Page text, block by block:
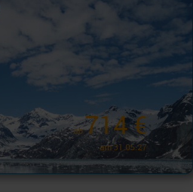
ab714 €
am 31.05.27